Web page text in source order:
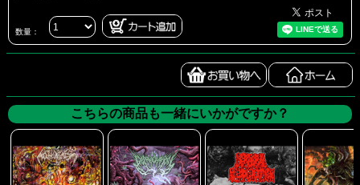
数量：
こちらの商品も一緒にいかがですか？